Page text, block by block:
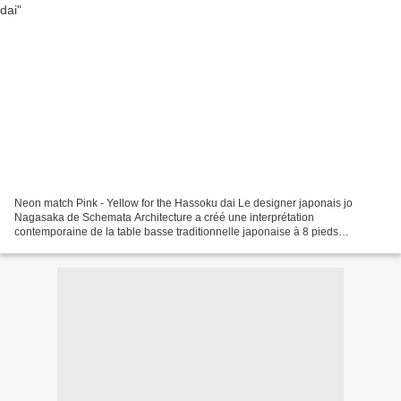
Neon match Pink - Yellow for the Hassoku dai Le designer japonais jo
Nagasaka de Schemata Architecture a créé une interprétation
contemporaine de la table basse traditionnelle japonaise à 8 pieds